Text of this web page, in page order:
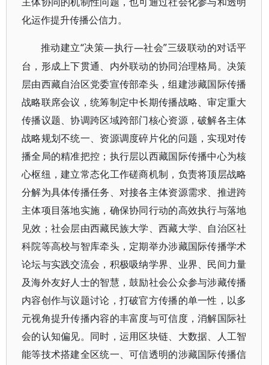
化运作提升传播公信力。
推动建立“决策—执行—社会”三级联动的对话平
台，形成上下贯通、内外联动的协同治理格局。决策
层由西藏自治区党委宣传部牵头，组建涉藏国际传播
战略联席会议，统筹制定中长期传播战略、审定重大
传播议题、协调跨区域跨部门核心资源，破解各主体
战略规划不统一、资源调度碎片化的问题，实现对传
播全局的精准把控；执行层以西藏国际传播中心为核
心枢纽，建立常态化工作磋商机制，负责将顶层战略
分解为具体传播任务、对接各主体资源需求、推进跨
主体项目落地实施，确保协同行动的高效执行与落地
见效；社会层由西藏民族大学、西藏大学、自治区社
科院等高校与智库牵头，定期举办涉藏国际传播学术
论坛与实践交流会，积极吸纳学界、业界、民间力量
及海外友好人士的智慧，鼓励社会公众参与涉藏传播
内容创作与议题讨论，打破官方传播的单一性，以多
元视角提升传播内容的丰富度与可信度，消解国际社
会的认知偏见。同时，运用区块链、大数据、人工智
能等技术搭建全区统一、可信透明的涉藏国际传播信